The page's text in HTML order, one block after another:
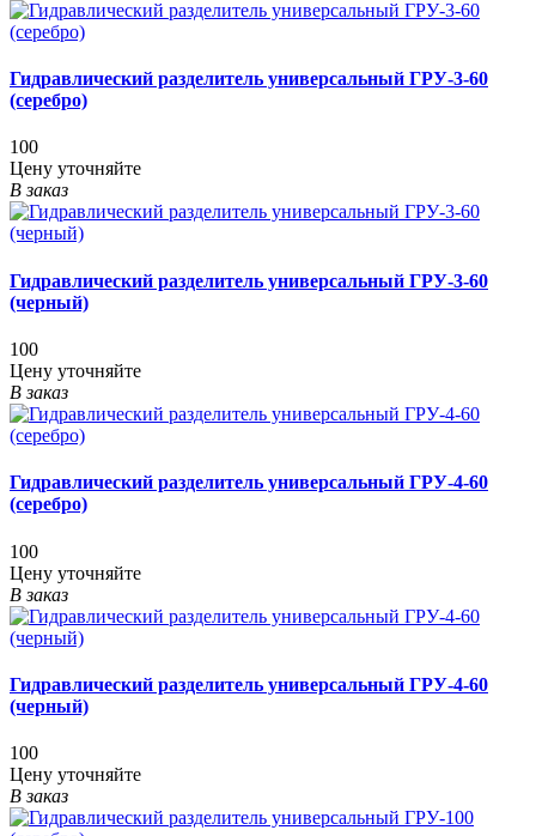
Гидравлический разделитель универсальный ГРУ-3-60
(серебро)
100
Цену уточняйте
В заказ
Гидравлический разделитель универсальный ГРУ-3-60
(черный)
100
Цену уточняйте
В заказ
Гидравлический разделитель универсальный ГРУ-4-60
(серебро)
100
Цену уточняйте
В заказ
Гидравлический разделитель универсальный ГРУ-4-60
(черный)
100
Цену уточняйте
В заказ